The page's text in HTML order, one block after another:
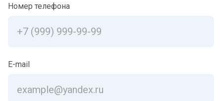
Номер телефона
E-mail